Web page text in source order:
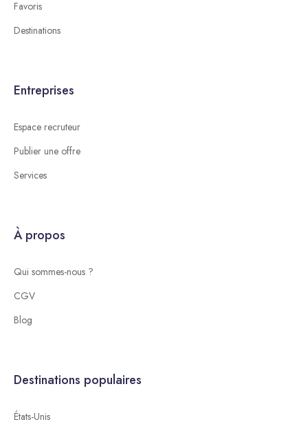
Favoris
Destinations
Entreprises
Espace recruteur
Publier une offre
Services
À propos
Qui sommes-nous ?
CGV
Blog
Destinations populaires
États-Unis